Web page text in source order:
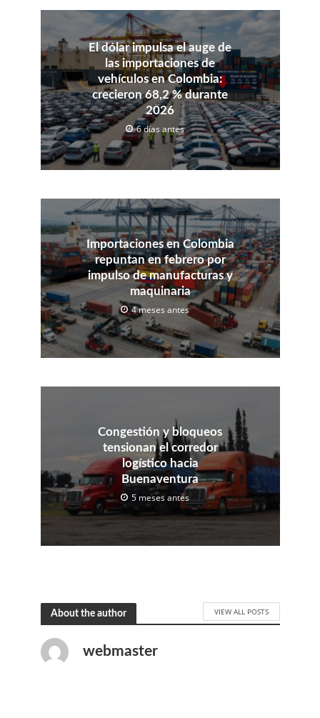
El dólar impulsa el auge de
las importaciones de
vehículos en Colombia:
crecieron 68,2 % durante
2026
6 días antes
Importaciones en Colombia
repuntan en febrero por
impulso de manufacturas y
maquinaria
4 meses antes
Congestión y bloqueos
tensionan el corredor
logístico hacia
Buenaventura
5 meses antes
About the author VIEW ALL POSTS
webmaster